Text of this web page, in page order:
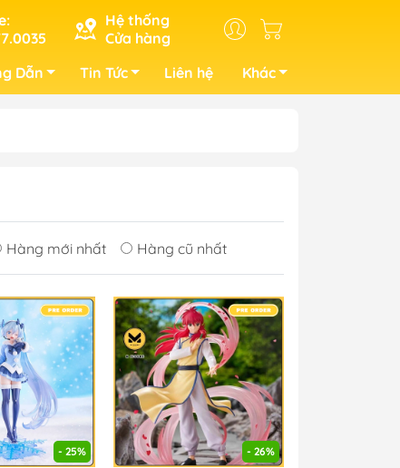
Hệ thống
Cửa hàng
Dẫn Tin Tức Liên hệ Khác
Hàng mới nhất Hàng cũ nhất
- 25% - 26%